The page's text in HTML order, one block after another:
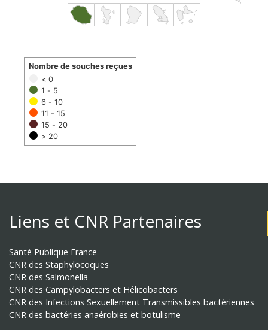
< 0
1 - 5
6 - 10
11 - 15
15 - 20
> 20
Nombre de souches reçues
Liens et CNR Partenaires
Santé Publique France
CNR des Staphylocoques
CNR des Salmonella
CNR des Campylobacters et Hélicobacters
CNR des Infections Sexuellement Transmissibles bactériennes
CNR des bactéries anaérobies et botulisme